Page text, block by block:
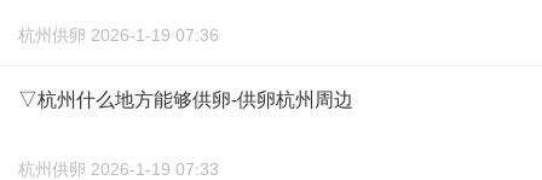
杭州供卵 2026-1-19 07:36
▽杭州什么地方能够供卵-供卵杭州周边
杭州供卵 2026-1-19 07:33